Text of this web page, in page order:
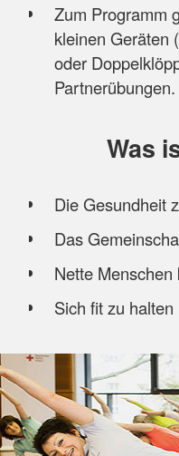
Zum Programm
kleinen Geräten
oder
Partnerübungen.
Was
Die Gesundheit
Das
Nette
Sich fit zu halten